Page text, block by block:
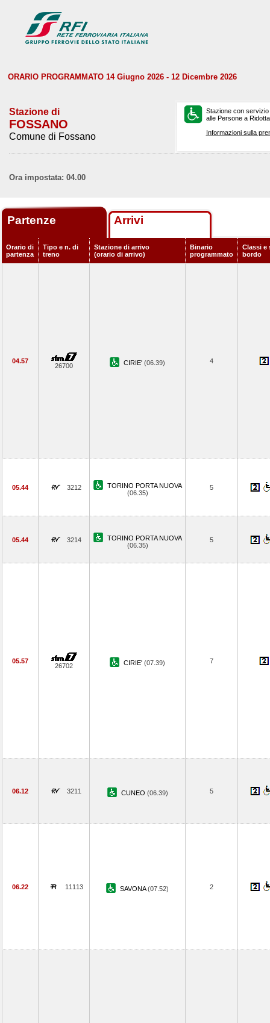
ORARIO PROGRAMMATO 14 Giugno 2026 - 12 Dicembre 2026
Stazione di
FOSSANO
Comune di Fossano
Stazione con
alle Persone a
Informazioni sulla
Ora impostata: 04.00
Partenze Arrivi
Orario di
partenza
Tipo e n. di
treno
Stazione di arrivo
(orario di arrivo)
Binario
programmato
Classi e
bordo
04.57
26700 CIRIE' (06.39) 4
05.44 3212
TORINO PORTA NUOVA
(06.35)
5
05.44 3214
TORINO PORTA NUOVA
(06.35)
5
05.57
26702 CIRIE' (07.39) 7
06.12 3211 CUNEO (06.39) 5
06.22 11113 SAVONA(07.52) 2